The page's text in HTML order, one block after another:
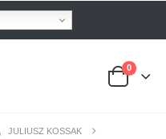
0
JULIUSZ KOSSAK